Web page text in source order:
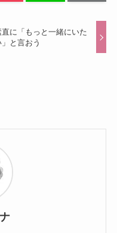
直に「もっと一緒にいた
」と言おう